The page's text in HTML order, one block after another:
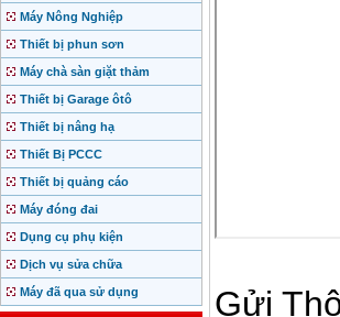
Máy Nông Nghiệp
Thiết bị phun sơn
Máy chà sàn giặt thảm
Thiết bị Garage ôtô
Thiết bị nâng hạ
Thiết Bị PCCC
Thiết bị quảng cáo
Máy đóng đai
Dụng cụ phụ kiện
Dịch vụ sửa chữa
Máy đã qua sử dụng